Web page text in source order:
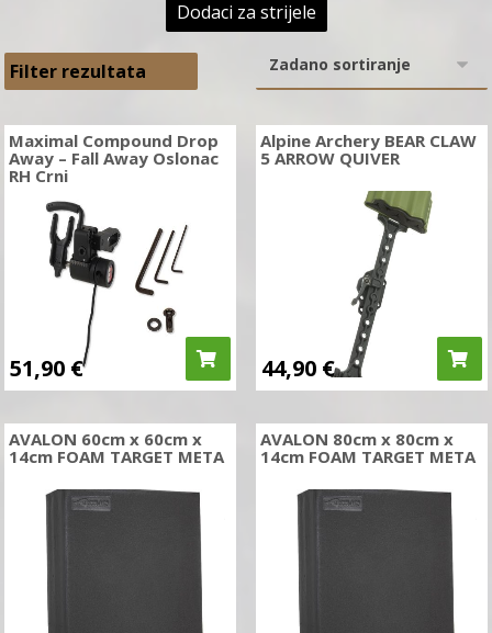
Dodaci za strijele
Filter rezultata
Maximal Compound Drop
Away – Fall Away Oslonac
RH Crni
51,90 €
Alpine Archery BEAR CLAW
5 ARROW QUIVER
44,90 €
AVALON 60cm x 60cm x
14cm FOAM TARGET META
AVALON 80cm x 80cm x
14cm FOAM TARGET META